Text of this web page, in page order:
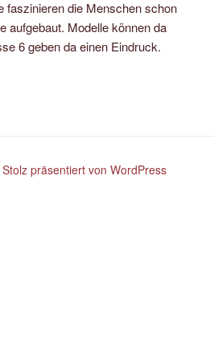
faszinieren die Menschen schon
aufgebaut. Modelle können da
6 geben da einen Eindruck.
Stolz präsentiert von WordPress